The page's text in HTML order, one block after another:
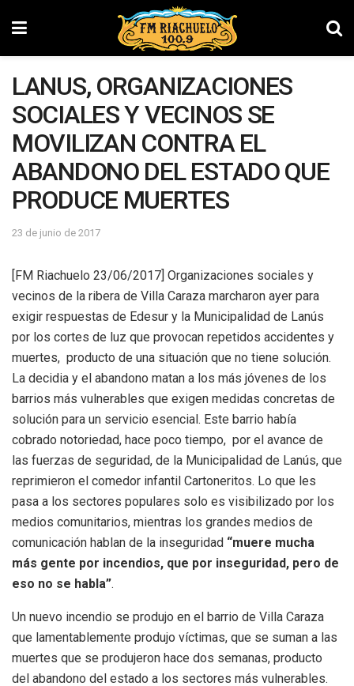
LANUS, ORGANIZACIONES
SOCIALES Y VECINOS SE
MOVILIZAN CONTRA EL
ABANDONO DEL ESTADO QUE
PRODUCE MUERTES
23 de junio de 2017
[FM Riachuelo 23/06/2017] Organizaciones sociales y
vecinos de la ribera de Villa Caraza marcharon ayer para
exigir respuestas de Edesur y la Municipalidad de Lanús
por los cortes de luz que provocan repetidos accidentes y
muertes, producto de una situación que no tiene solución.
La decidia y el abandono matan a los más jóvenes de los
barrios más vulnerables que exigen medidas concretas de
solución para un servicio esencial. Este barrio había
cobrado notoriedad, hace poco tiempo, por el avance de
las fuerzas de seguridad, de la Municipalidad de Lanús, que
reprimieron el comedor infantil Cartoneritos. Lo que les
pasa a los sectores populares solo es visibilizado por los
medios comunitarios, mientras los grandes medios de
comunicación hablan de la inseguridad “muere mucha
más gente por incendios, que por inseguridad, pero de
eso no se habla”.
Un nuevo incendio se produjo en el barrio de Villa Caraza
que lamentablemente produjo víctimas, que se suman a las
muertes que se produjeron hace dos semanas, producto
del abandono del estado a los sectores más vulnerables.